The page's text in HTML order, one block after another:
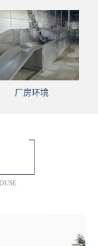
厂房环境